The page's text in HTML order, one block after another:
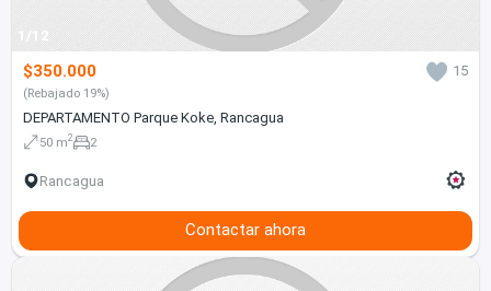
1/12
$350.000 15
(Rebajado 19%)
DEPARTAMENTO Parque Koke, Rancagua
50 m2 2
Rancagua
Contactar ahora